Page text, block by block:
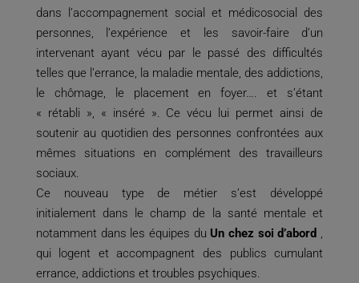
dans l’accompagnement social et médicosocial des
personnes, l’expérience et les savoir-faire d’un
intervenant ayant vécu par le passé des difficultés
telles que l’errance, la maladie mentale, des addictions,
le chômage, le placement en foyer…. et s’étant
« rétabli », « inséré ». Ce vécu lui permet ainsi de
soutenir au quotidien des personnes confrontées aux
mêmes situations en complément des travailleurs
sociaux.
Ce nouveau type de métier s’est développé
initialement dans le champ de la santé mentale et
notamment dans les équipes du Un chez soi d’abord ,
qui logent et accompagnent des publics cumulant
errance, addictions et troubles psychiques.